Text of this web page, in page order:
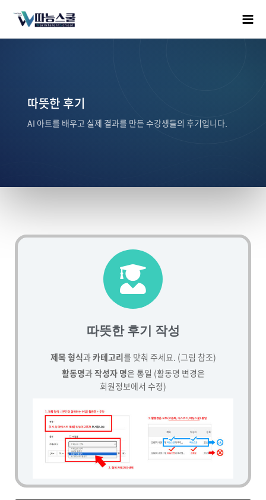
따뜻한 후기
AI 아트를 배우고 실제 결과를 만든 수강생들의 후기입니다.
따뜻한 후기 작성
제목 형식과카테고리를 맞춰 주세요. (그림 참조)
활동명과작성자 명은 통일 (활동명 변경은
회원정보에서 수정)